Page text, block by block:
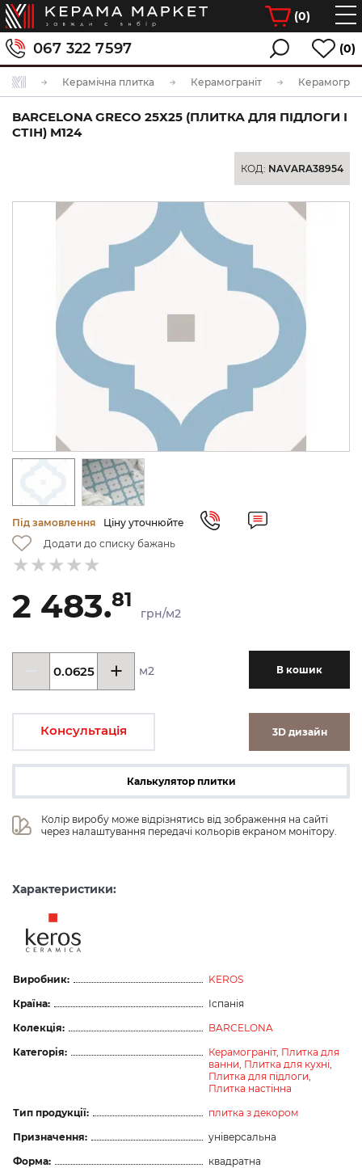
(0)
067 322 7597 (0)
Керамічна плитка Керамограніт
BARCELONA GRECO 25Х25 (ПЛИТКА ДЛЯ ПІДЛОГИ І
СТІН) M124
КОД: NAVARA38954
Під замовлення
Ціну уточнюйте
Додати до списку бажань
2 483.81
грн/м2
м2 В кошик
Консультація 3D дизайн
Калькулятор плитки
Колір виробу може відрізнятись від зображення на сайті
через налаштування передачі кольорів екраном монітору.
Характеристики:
Виробник:
KEROS
Країна:
Іспанія
Колекція:
BARCELONA
Категорія:
Керамограніт, Плитка для
ванни, Плитка для кухні,
Плитка для підлоги,
Плитка настінна
Тип продукції:
плитка з декором
Призначення:
універсальна
Форма:
квадратна